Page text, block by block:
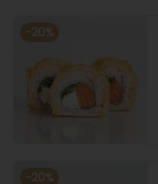
-20%
-20%